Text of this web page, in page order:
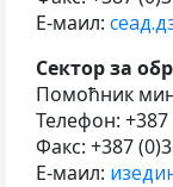
Е-маил:
Сектор за
Помоћник
Телефон: +387
Факс: +387
Е-маил: